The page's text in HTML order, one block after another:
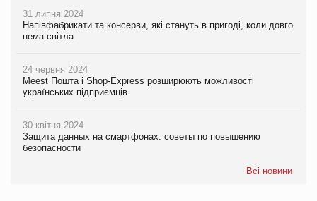
31 липня 2024
Напівфабрикати та консерви, які стануть в пригоді, коли довго
нема світла
24 червня 2024
Meest Пошта і Shop-Express розширюють можливості
українських підприємців
30 квітня 2024
Защита данных на смартфонах: советы по повышению
безопасности
Всі новини